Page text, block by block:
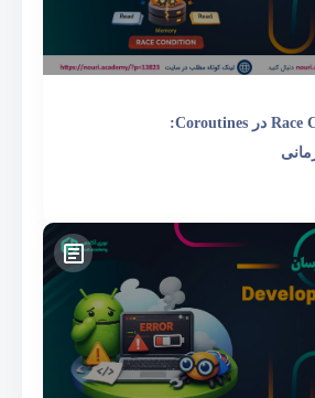
مدیریت Race Condition در Coroutines: